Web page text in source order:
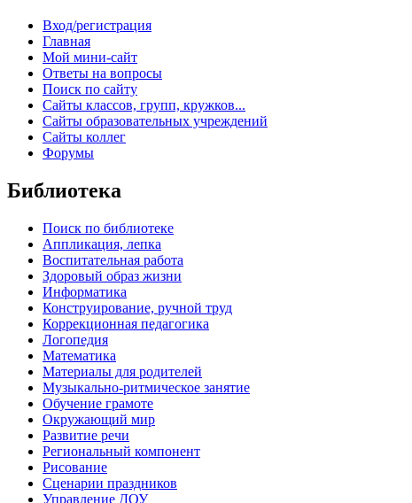
Вход/регистрация
Главная
Мой мини-сайт
Ответы на вопросы
Поиск по сайту
Сайты классов, групп, кружков...
Сайты образовательных учреждений
Сайты коллег
Форумы
Библиотека
Поиск по библиотеке
Аппликация, лепка
Воспитательная работа
Здоровый образ жизни
Информатика
Конструирование, ручной труд
Коррекционная педагогика
Логопедия
Математика
Материалы для родителей
Музыкально-ритмическое занятие
Обучение грамоте
Окружающий мир
Развитие речи
Региональный компонент
Рисование
Сценарии праздников
Управление ДОУ